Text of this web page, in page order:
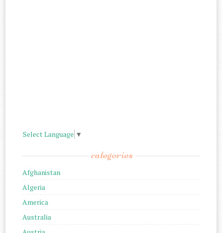
Select Language ▼
categories
Afghanistan
Algeria
America
Australia